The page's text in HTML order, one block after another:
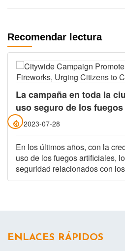
Recomendar lectura
La campaña en toda la
uso seguro de los
instando a los
manera responsable
2023-07-28
En los últimos años, con la
uso de los fuegos artificiales,
seguridad relacionados con
atraído la atención del público
ENLACES RÁPIDOS